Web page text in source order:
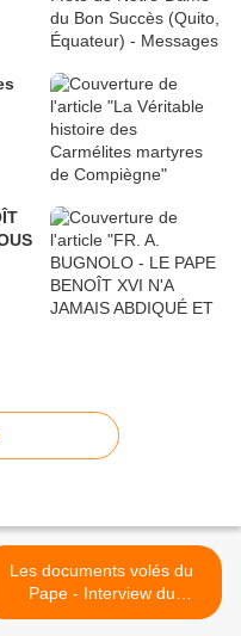
Les documents volés du
Pape - Interview du
substitut Mgr Becciu >